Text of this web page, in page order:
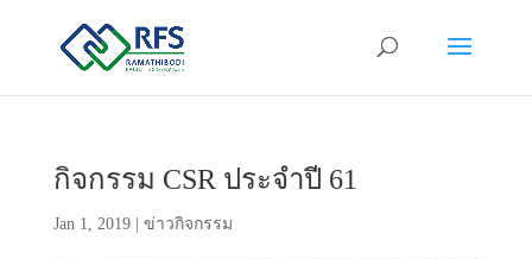
กิจกรรม CSR ประจำปี 61
Jan 1, 2019| ข่าวกิจกรรม